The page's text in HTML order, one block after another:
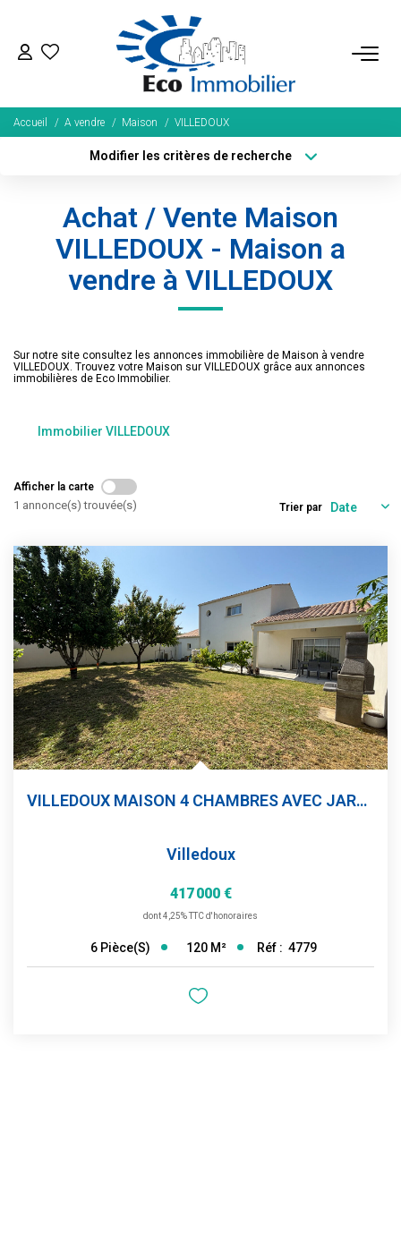
ACHETER
Tous Nos Biens
Fonds De Commerce
LOUER
BIENS VENDUS
NOS SERVICES
NOTRE ÉQUIPE
Qui Sommes-Nous ?
Nous Rejoindre
CONTACT
Accueil A vendre Maison VILLEDOUX
Modifier les critères de recherche
Surface min Budget max
Plus de critères Créer une alerte
Achat / Vente Maison
VILLEDOUX - Maison a
vendre à VILLEDOUX
Sur notre site consultez les annonces immobilière de Maison à vendre
VILLEDOUX. Trouvez votre Maison sur VILLEDOUX grâce aux annonces
immobilières de Eco Immobilier.
Immobilier VILLEDOUX
Afficher la carte
1 annonce(s) trouvée(s) Trier par
VILLEDOUX MAISON 4 CHAMBRES AVEC JARDIN ET GARAGE
Villedoux
417 000 €
dont 4,25% TTC d'honoraires
6 Pièce(s) 120 M² Réf : 4779